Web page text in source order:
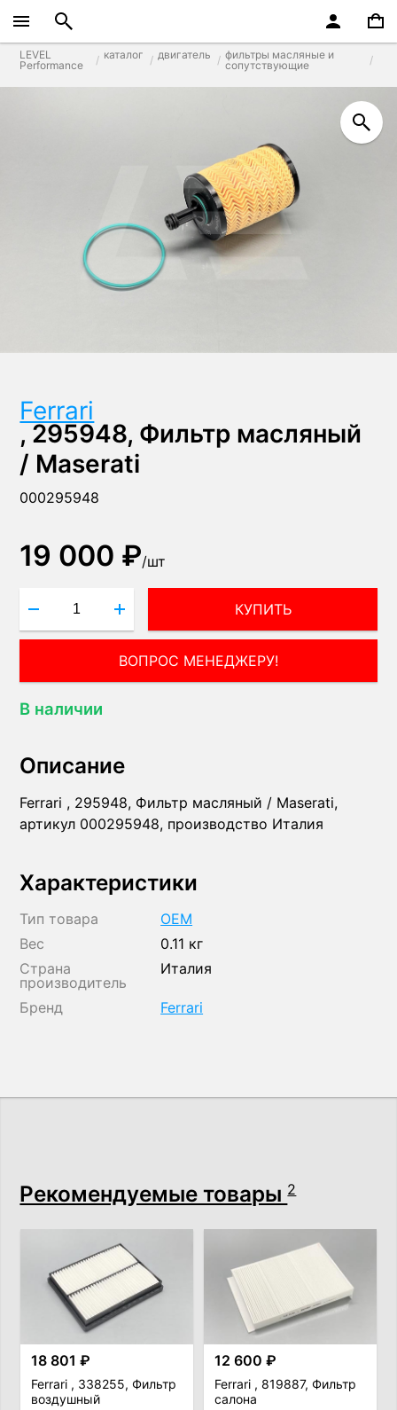
LEVEL
Performance
каталог двигатель
фильтры масляные и
сопутствующие
Ferrari
, 295948, Фильтр масляный
/ Maserati
000295948
19 000 ₽/шт
КУПИТЬ
ВОПРОС МЕНЕДЖЕРУ!
В наличии
Описание
Ferrari , 295948, Фильтр масляный / Maserati,
артикул 000295948, производство Италия
Характеристики
Тип товара
OEM
Вес
0.11 кг
Страна
производитель
Италия
Бренд Ferrari
Рекомендуемые товары2
18 801 ₽
Ferrari , 338255, Фильтр
воздушный
12 600 ₽
Ferrari , 819887, Фильтр
салона